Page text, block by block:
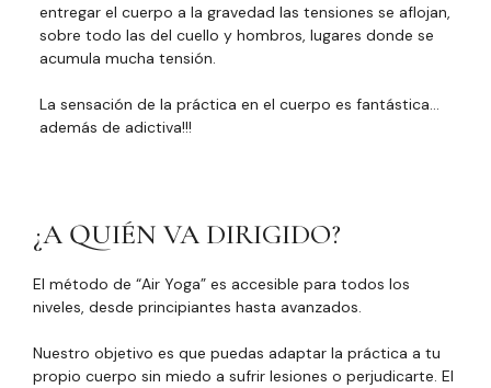
entregar el cuerpo a la gravedad las tensiones se aflojan,
sobre todo las del cuello y hombros, lugares donde se
acumula mucha tensión.
La sensación de la práctica en el cuerpo es fantástica…
además de adictiva!!!
¿A QUIÉN VA DIRIGIDO?
El método de “Air Yoga” es accesible para todos los
niveles, desde principiantes hasta avanzados.
Nuestro objetivo es que puedas adaptar la práctica a tu
propio cuerpo sin miedo a sufrir lesiones o perjudicarte. El